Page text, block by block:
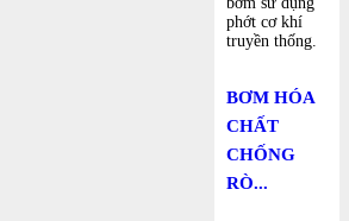
phớt cơ khí
truyền thống.
BƠM HÓA
CHẤT
CHỐNG
RÒ...